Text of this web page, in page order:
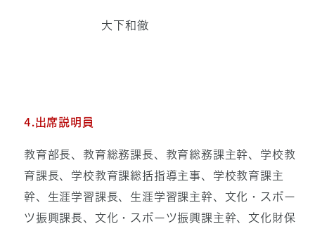
大下和徹
4.出席説明員
教育部長、教育総務課長、教育総務課主幹、学校教
育課長、学校教育課総括指導主事、学校教育課主
幹、生涯学習課長、生涯学習課主幹、文化・スポー
ツ振興課長、文化・スポーツ振興課主幹、文化財保